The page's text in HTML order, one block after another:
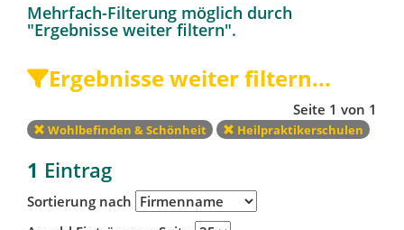
Mehrfach-Filterung möglich durch
"Ergebnisse weiter filtern".
Ergebnisse weiter filtern...
Seite 1 von 1
Wohlbefinden & Schönheit Heilpraktikerschulen
1 Eintrag
Sortierung nach